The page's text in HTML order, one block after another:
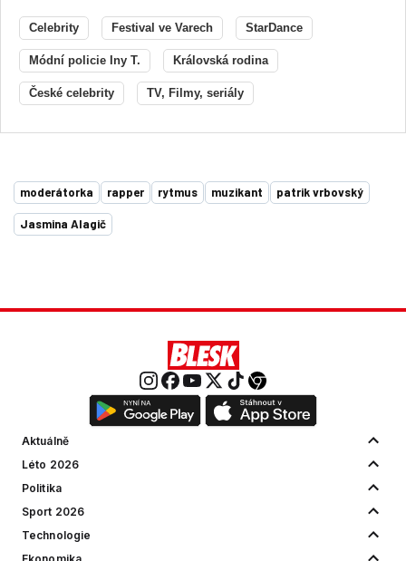
Celebrity Festival ve Varech StarDance
Módní policie Iny T. Královská rodina
České celebrity TV, Filmy, seriály
moderátorka rapper rytmus muzikant patrik vrbovský
Jasmina Alagič
Aktuálně
Léto 2026
Politika
Sport 2026
Technologie